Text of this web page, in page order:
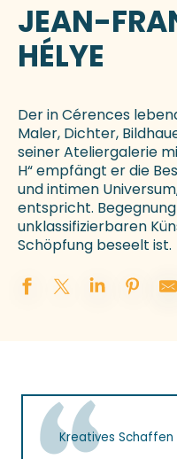
JEAN-
HÉLYE
Der in Cérences
Maler, Dichter,
seiner Ateliergalerie
H“ empfängt er die
und intimen
entspricht.
unklassifizierbaren
Schöpfung beseelt ist.
Kreatives